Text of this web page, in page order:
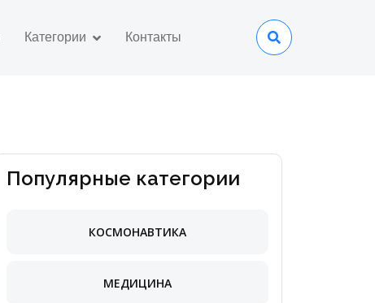
Категории Контакты
Популярные категории
КОСМОНАВТИКА
МЕДИЦИНА